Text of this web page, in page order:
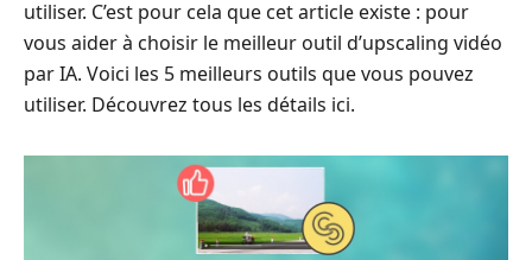
utiliser. C’est pour cela que cet article existe : pour
vous aider à choisir le meilleur outil d’upscaling vidéo
par IA. Voici les 5 meilleurs outils que vous pouvez
utiliser. Découvrez tous les détails ici.